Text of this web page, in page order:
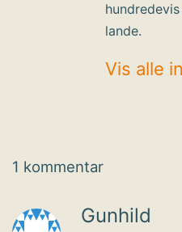
lande.
Vis alle
1 kommentar
Gunhild